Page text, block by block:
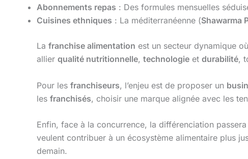
Abonnements repas : Des formules mensuelles
Cuisines ethniques : La méditerranéenne (Shawarma
La franchise alimentation est un secteur dynamique où
allier qualité nutritionnelle, technologie et durabilité,
Pour les franchiseurs, l’enjeu est de proposer un
les franchisés, choisir une marque alignée avec les
Enfin, face à la concurrence, la différenciation
veulent contribuer à un écosystème alimentaire plus
demain.